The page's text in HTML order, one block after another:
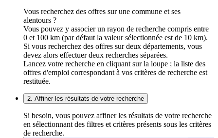
Vous recherchez des offres sur une commune et ses
alentours ?
Vous pouvez y associer un rayon de recherche compris entre
0 et 100 km (par défaut la valeur sélectionnée est de 10 km).
Si vous recherchez des offres sur deux départements, vous
devez alors effectuer deux recherches séparées.
Lancez votre recherche en cliquant sur la loupe ; la liste des
offres d'emploi correspondant à vos critères de recherche est
restituée.
2. Affiner les résultats de votre recherche
Si besoin, vous pouvez affiner les résultats de votre recherche
en sélectionnant des filtres et critères présents sous les critères
de recherche.